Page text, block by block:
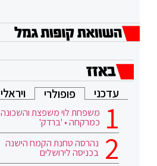
עדכני פופולרי ויראלי
משפחת לוי משפצת והשכונה
כמרקחה • 'ברדק'
נהרסה טחנת הקמח הישנה
בכניסה לירושלים